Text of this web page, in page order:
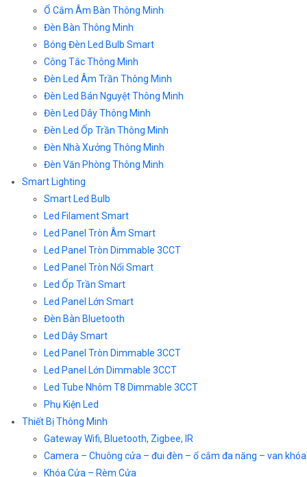
Ổ Cắm Âm Bàn Thông Minh
Đèn Bàn Thông Minh
Bóng Đèn Led Bulb Smart
Công Tắc Thông Minh
Đèn Led Âm Trần Thông Minh
Đèn Led Bán Nguyệt Thông Minh
Đèn Led Dây Thông Minh
Đèn Led Ốp Trần Thông Minh
Đèn Nhà Xưởng Thông Minh
Đèn Văn Phòng Thông Minh
Smart Lighting
Smart Led Bulb
Led Filament Smart
Led Panel Tròn Âm Smart
Led Panel Tròn Dimmable 3CCT
Led Panel Tròn Nổi Smart
Led Ốp Trần Smart
Led Panel Lớn Smart
Đèn Bàn Bluetooth
Led Dây Smart
Led Panel Tròn Dimmable 3CCT
Led Panel Lớn Dimmable 3CCT
Led Tube Nhôm T8 Dimmable 3CCT
Phụ Kiện Led
Thiết Bị Thông Minh
Gateway Wifi, Bluetooth, Zigbee, IR
Camera – Chuông cửa – đui đèn – ổ cắm đa năng – van khóa
Khóa Cửa – Rèm Cửa